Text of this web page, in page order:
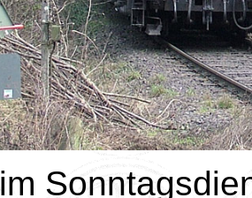
im